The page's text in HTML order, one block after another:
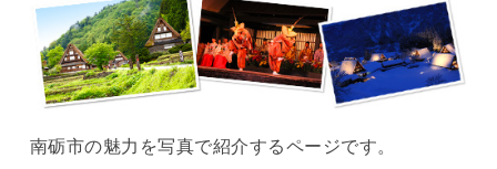
南砺市の魅力を写真で紹介するページです。